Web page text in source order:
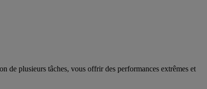
de plusieurs tâches, vous offrir des performances extrêmes et